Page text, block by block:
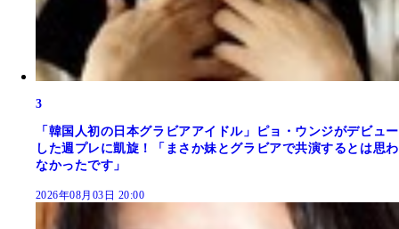
3
「韓国人初の日本グラビアアイドル」ピョ・ウンジがデビュー
した週プレに凱旋！「まさか妹とグラビアで共演するとは思わ
なかったです」
2026年08月03日 20:00